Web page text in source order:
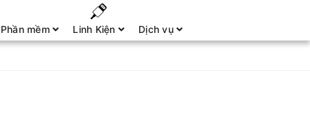
Phần mềm Linh Kiện Dịch vụ